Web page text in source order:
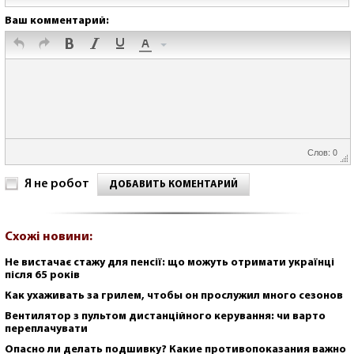
Ваш комментарий:
Слов: 0
Я не робот ДОБАВИТЬ КОМЕНТАРИЙ
Схожі новини:
Не вистачає стажу для пенсії: що можуть отримати українці
після 65 років
Как ухаживать за грилем, чтобы он прослужил много сезонов
Вентилятор з пультом дистанційного керування: чи варто
переплачувати
Опасно ли делать подшивку? Какие противопоказания важно